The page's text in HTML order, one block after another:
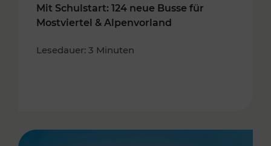
Mit Schulstart: 124 neue Busse für
Mostviertel & Alpenvorland
Lesedauer: 3 Minuten